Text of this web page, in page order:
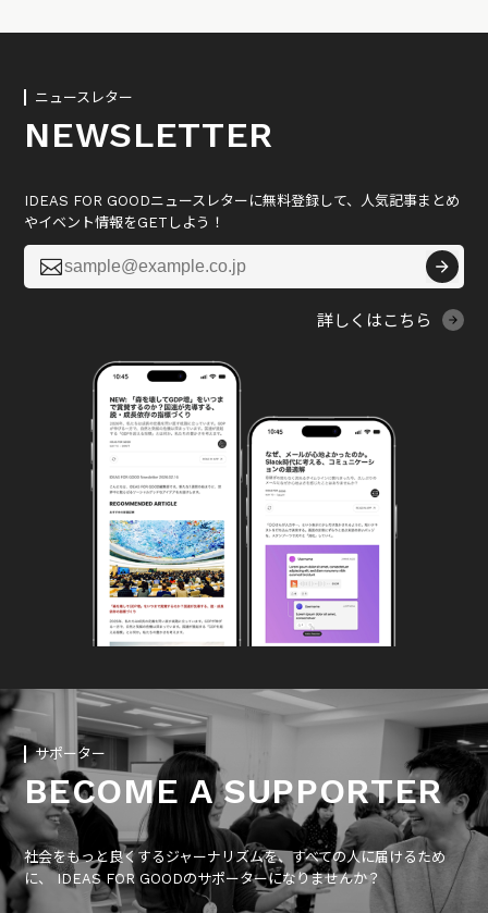
ニュースレター
NEWSLETTER
IDEAS FOR GOODニュースレターに無料登録して、人気記事まとめ
やイベント情報をGETしよう！

詳しくはこちら
サポーター
BECOME A SUPPORTER
社会をもっと良くするジャーナリズムを、すべての人に届けるため
に、 IDEAS FOR GOODのサポーターになりませんか？